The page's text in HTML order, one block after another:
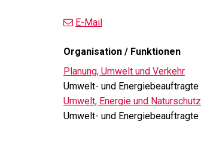
E-Mail
Organisation / Funktionen
Planung, Umwelt und Verkehr
Umwelt- und Energiebeauftragte
Umwelt, Energie und Naturschutz
Umwelt- und Energiebeauftragte